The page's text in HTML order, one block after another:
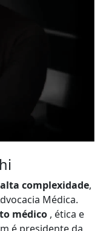
complexidade,
Médica.
médico , ética e